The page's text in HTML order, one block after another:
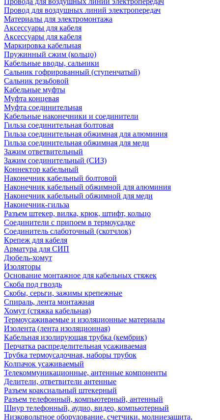
Провод для воздушных линий электропередач
Материалы для электромонтажа
Аксессуары для кабеля
Аксессуары для кабеля
Маркировка кабельная
Пружинный сжим (кольцо)
Кабельные вводы, сальники
Сальник гофрированный (ступенчатый)
Сальник резьбовой
Кабельные муфты
Муфта концевая
Муфта соединительная
Кабельные наконечники и соединители
Гильза соединительная болтовая
Гильза соединительная обжимная для алюминия
Гильза соединительная обжимная для меди
Зажим ответвительный
Зажим соединительный (СИЗ)
Коннектор кабельный
Наконечник кабельный болтовой
Наконечник кабельный обжимной для алюминия
Наконечник кабельный обжимной для меди
Наконечник-гильза
Разъем штекер, вилка, крюк, штифт, кольцо
Соединители с припоем в термоусадке
Соединитель слаботочный (скотчлок)
Крепеж для кабеля
Арматура для СИП
Дюбель-хомут
Изоляторы
Основание монтажное для кабельных стяжек
Скоба под гвоздь
Скобы, серьги, зажимы крепежные
Спираль, лента монтажная
Хомут (стяжка кабельная)
Термоусаживаемые и изоляционные материалы
Изолента (лента изоляционная)
Кабельная изолирующая трубка (кембрик)
Перчатка распределительная усаживаемая
Трубка термоусадочная, наборы трубок
Колпачок усаживаемый
Телекоммуникационные, антенные компоненты
Делители, ответвители антенные
Разъем коаксиальный штекерный
Разъем телефонный, компьютерный, антенный
Шнур телефонный, аудио, видео, компьютерный
Низковольтное оборудование, счетчики, молниезащита,